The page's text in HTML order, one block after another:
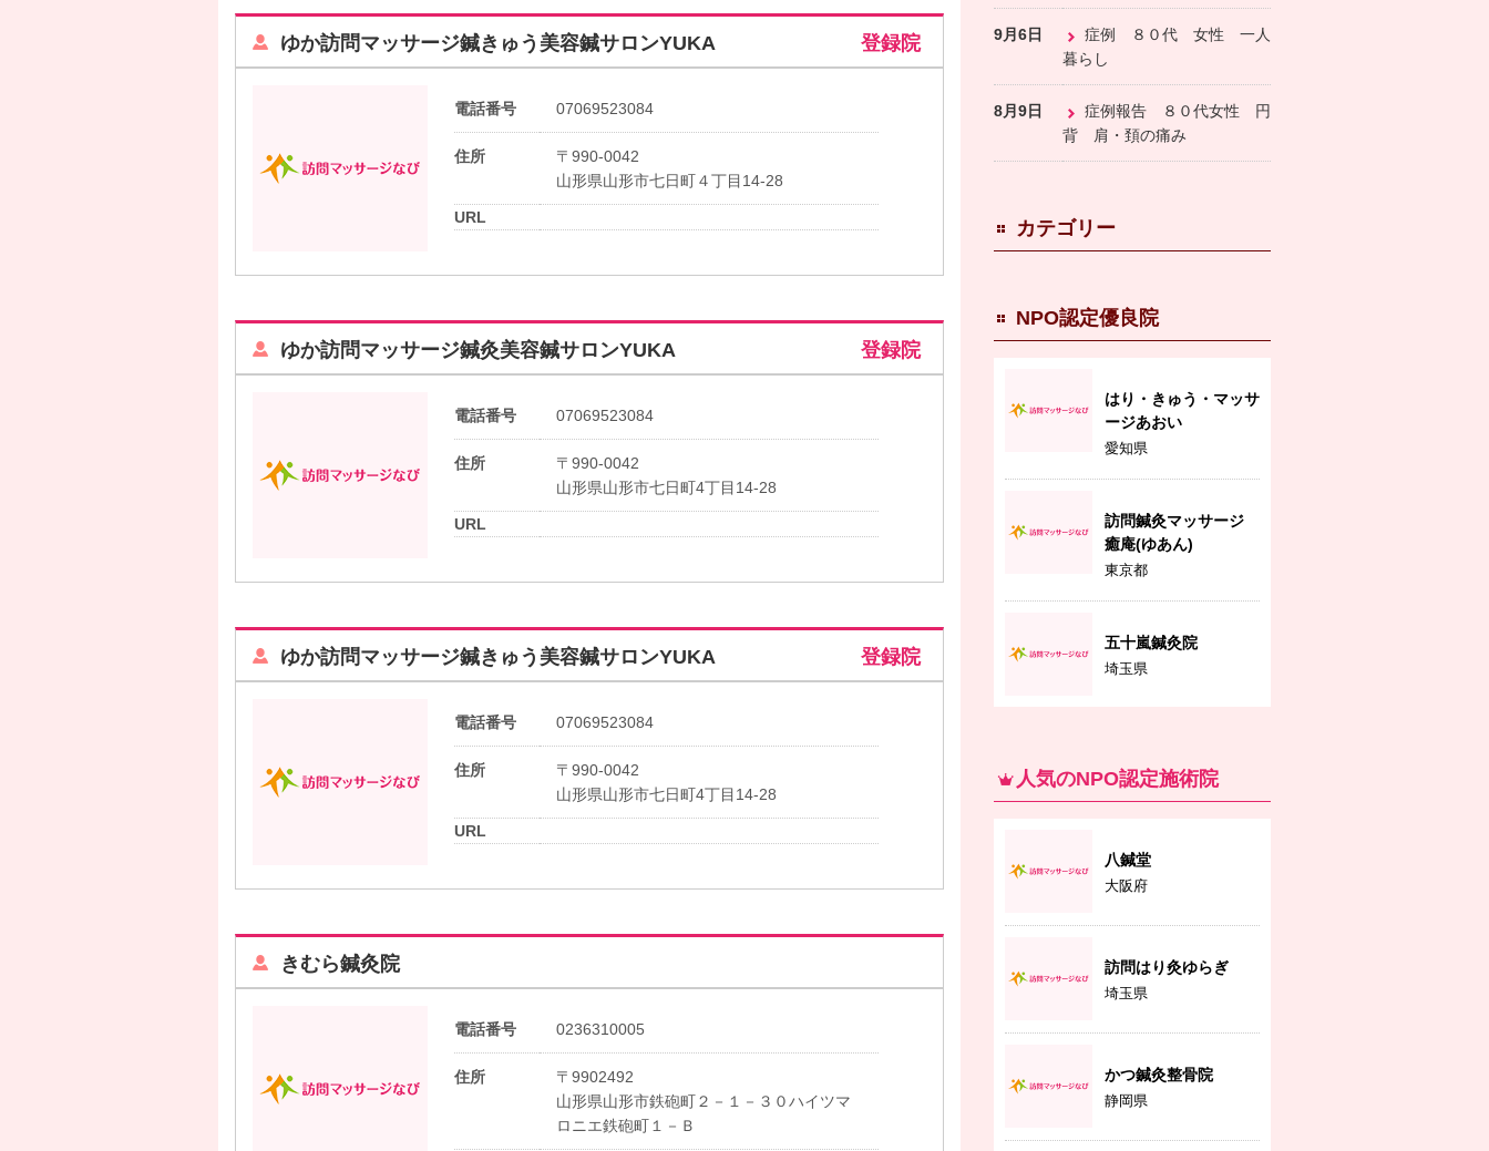
ゆか訪問マッサージ鍼きゅう美容鍼サロンYUKA 登録院
電話番号 07069523084
住所
〒990-0042
山形県山形市七日町４丁目14-28
URL
ゆか訪問マッサージ鍼灸美容鍼サロンYUKA 登録院
電話番号 07069523084
住所
〒990-0042
山形県山形市七日町4丁目14-28
URL
ゆか訪問マッサージ鍼きゅう美容鍼サロンYUKA 登録院
電話番号 07069523084
住所
〒990-0042
山形県山形市七日町4丁目14-28
URL
きむら鍼灸院
電話番号 0236310005
住所
〒9902492
山形県山形市鉄砲町２－１－３０ハイツマ
ロニエ鉄砲町１－Ｂ
9月6日
症例 ８０代 女性 一人
暮らし
8月9日
症例報告 ８０代女性 円
背 肩・頚の痛み
カテゴリー
NPO認定優良院
はり・きゅう・マッサ
ージあおい
愛知県
訪問鍼灸マッサージ
癒庵(ゆあん)
東京都
五十嵐鍼灸院
埼玉県
人気のNPO認定施術院
八鍼堂
大阪府
訪問はり灸ゆらぎ
埼玉県
かつ鍼灸整骨院
静岡県